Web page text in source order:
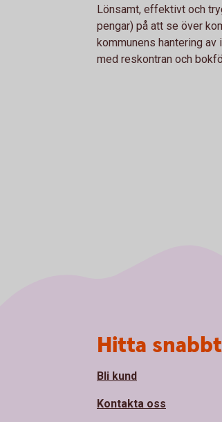
Lönsamt, effektivt och
pengar) på att se över
kommunens hantering av
med reskontran och
Hitta snabbt
Bli kund
Kontakta oss